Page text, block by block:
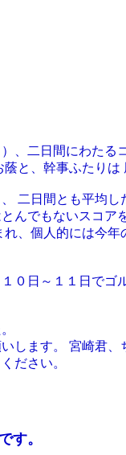
、二日間にわたる
と、幹事ふたりは
二日間とも平均し
んでもないスコア
、個人的には今年
０日～１１日でゴ
します。 宮崎君、
ださい。
す。